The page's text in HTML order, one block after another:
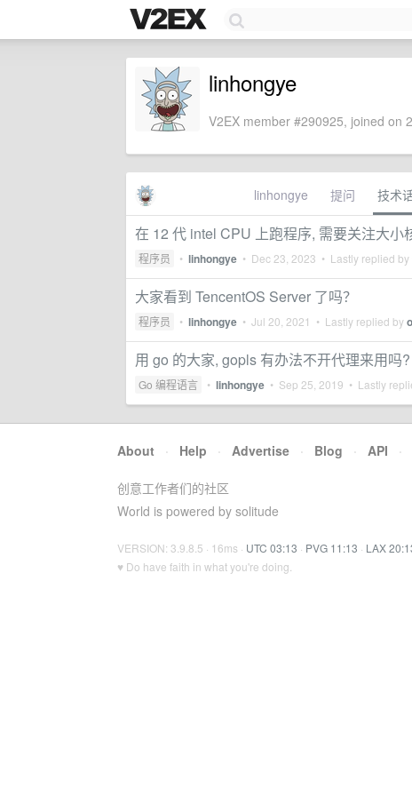
linhongye
V2EX member #290925, joined on
linhongye 提问 技术
在 12 代 intel CPU 上跑程序, 需要关注大小
程序员 • linhongye • Dec 23, 2023 • Lastly replied by
大家看到 TencentOS Server 了吗？
程序员 • linhongye • Jul 20, 2021 • Lastly replied by
用 go 的大家, gopls 有办法不开代理来用吗?
Go 编程语言 • linhongye • Sep 25, 2019 • Lastly
About · Help · Advertise · Blog · API ·
创意工作者们的社区
World is powered by solitude
VERSION: 3.9.8.5 · 16ms · UTC 03:13 · PVG 11:13 · LAX
♥ Do have faith in what you're doing.